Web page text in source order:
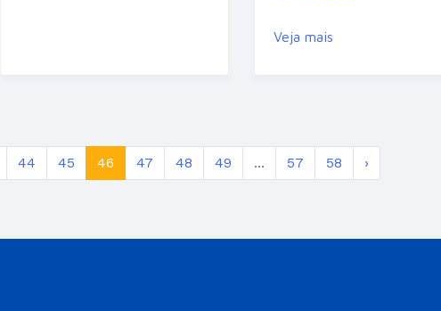
Veja mais
44 45 46 47 48 49 ... 57 58 ›